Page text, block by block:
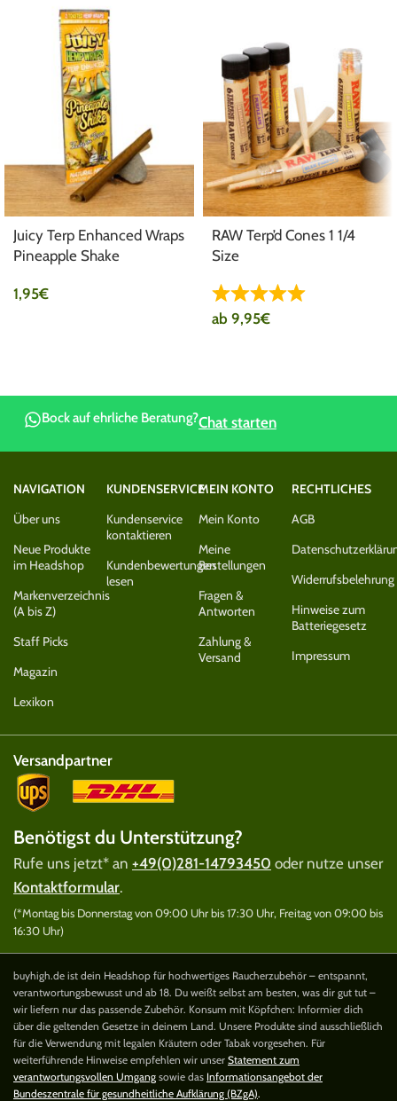
Juicy Terp Enhanced Wraps
Pineapple Shake
1,95€
RAW Terp’d Cones 1 1/4
Size
ab 9,95€
Bock auf ehrliche Beratung?Chat starten
NAVIGATION
Über uns
Neue Produkte
im Headshop
Markenverzeichnis
(A bis Z)
Staff Picks
Magazin
Lexikon
KUNDENSERVICE
Kundenservice
kontaktieren
Kundenbewertungen
lesen
MEIN KONTO
Mein Konto
Meine
Bestellungen
Fragen &
Antworten
Zahlung &
Versand
RECHTLICHES
AGB
Widerrufsbelehrung
Hinweise zum
Batteriegesetz
Impressum
Versandpartner
Benötigst du Unterstützung?
Rufe uns jetzt* an +49(0)281-14793450 oder nutze unser
Kontaktformular.
(*Montag bis Donnerstag von 09:00 Uhr bis 17:30 Uhr, Freitag von 09:00 bis
16:30 Uhr)
buyhigh.de ist dein Headshop für hochwertiges Raucherzubehör – entspannt,
verantwortungsbewusst und ab 18. Du weißt selbst am besten, was dir gut tut –
wir liefern nur das passende Zubehör. Konsum mit Köpfchen: Informier dich
über die geltenden Gesetze in deinem Land. Unsere Produkte sind ausschließlich
für die Verwendung mit legalen Kräutern oder Tabak vorgesehen. Für
weiterführende Hinweise empfehlen wir unser Statement zum
verantwortungsvollen Umgang sowie das Informationsangebot der
Bundeszentrale für gesundheitliche Aufklärung (BZgA).